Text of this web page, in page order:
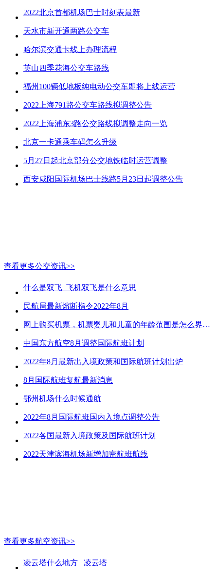
2022北京首都机场巴士时刻表最新
天水市新开通两路公交车
哈尔滨交通卡线上办理流程
英山四季花海公交车路线
福州100辆低地板纯电动公交车即将上线运营
2022上海791路公交车路线拟调整公告
2022上海浦东3路公交路线拟调整走向一览
北京一卡通乘车码怎么升级
5月27日起北京部分公交地铁临时运营调整
西安咸阳国际机场巴士线路5月23日起调整公告
查看更多公交资讯>>
什么是双飞_飞机双飞是什么意思
民航局最新熔断指令2022年8月
网上购买机票，机票婴儿和儿童的年龄范围是怎么界定的？
中国东方航空8月调整国际航班计划
2022年8月最新出入境政策和国际航班计划出炉
8月国际航班复航最新消息
鄂州机场什么时候通航
2022年8月国际航班国内入境点调整公告
2022各国最新入境政策及国际航班计划
2022天津滨海机场新增加密航班航线
查看更多航空资讯>>
凌云塔什么地方_ 凌云塔